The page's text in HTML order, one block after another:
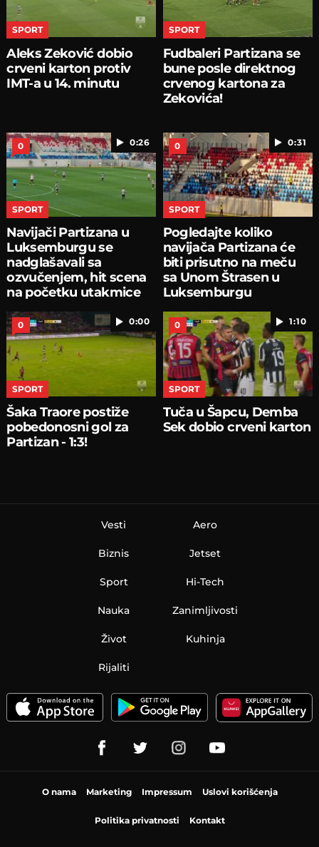
SPORT
Aleks Zeković dobio
crveni karton protiv
IMT-a u 14. minutu
SPORT
Fudbaleri Partizana se
bune posle direktnog
crvenog kartona za
Zekovića!
0:26
0
SPORT
Navijači Partizana u
Luksemburgu se
nadglašavali sa
ozvučenjem, hit scena
na početku utakmice
0:31
0
SPORT
Pogledajte koliko
navijača Partizana će
biti prisutno na meču
sa Unom Štrasen u
Luksemburgu
0:00
0
SPORT
Šaka Traore postiže
pobedonosni gol za
Partizan - 1:3!
1:10
0
SPORT
Tuča u Šapcu, Demba
Sek dobio crveni karton
Vesti
Biznis
Sport
Nauka
Aero
Jetset
Hi-Tech
Zanimljivosti
Život Kuhinja
Rijaliti
O nama Marketing Impressum Uslovi korišćenja
Politika privatnosti Kontakt